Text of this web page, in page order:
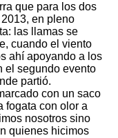
que para los dos
en pleno
las llamas se
cuando el viento
ahí apoyando a los
el segundo evento
partió.
con un saco
fogata con olor a
nosotros sino
quienes hicimos